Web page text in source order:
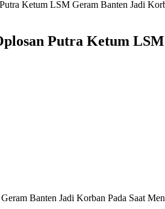
Ketum LSM Geram Banten Jadi
Putra Ketum
Banten Jadi Korban Pada Saat